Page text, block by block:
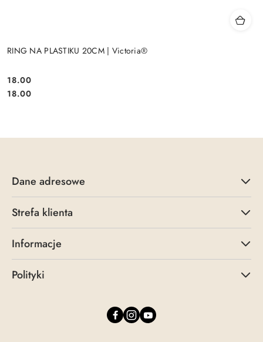
RING NA PLASTIKU 20CM | Victoria®
Cena:
18.00
Cena:
18.00
Dane adresowe
Strefa klienta
Informacje
Polityki